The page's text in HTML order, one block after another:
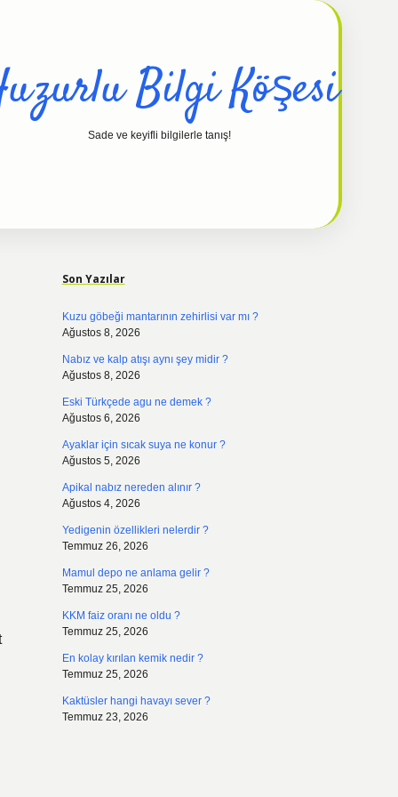
Bilgi Köşesi
Sade ve keyifli bilgilerle tanış!
Son Yazılar
Kuzu göbeği mantarının zehirlisi var mı ?
Ağustos 8, 2026
Nabız ve kalp atışı aynı şey midir ?
Ağustos 8, 2026
Eski Türkçede agu ne demek ?
Ağustos 6, 2026
Ayaklar için sıcak suya ne konur ?
Ağustos 5, 2026
Apikal nabız nereden alınır ?
Ağustos 4, 2026
Yedigenin özellikleri nelerdir ?
Temmuz 26, 2026
Mamul depo ne anlama gelir ?
Temmuz 25, 2026
KKM faiz oranı ne oldu ?
Temmuz 25, 2026
En kolay kırılan kemik nedir ?
Temmuz 25, 2026
Kaktüsler hangi havayı sever ?
Temmuz 23, 2026